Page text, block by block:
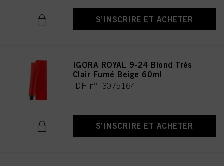
S’INSCRIRE ET ACHETER
IGORA ROYAL 9-24 Blond Très
Clair Fumé Beige 60ml
IDH n° 3075164
S’INSCRIRE ET ACHETER